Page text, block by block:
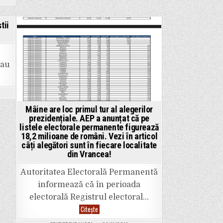
Posted
in
Mâine are loc primul tur al alegerilor
prezidențiale. AEP a anunțat că pe
listele electorale permanente figurează
18,2 milioane de români. Vezi în articol
câți alegători sunt în fiecare localitate
din Vrancea!
Autoritatea Electorală Permanentă
informează că în perioada
electorală Registrul electoral…
CiteșteMâine
are